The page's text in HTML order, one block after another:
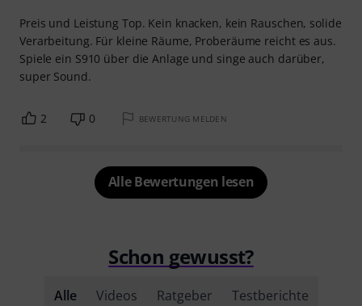
Preis und Leistung Top. Kein knacken, kein Rauschen, solide
Verarbeitung. Für kleine Räume, Proberäume reicht es aus.
Spiele ein S910 über die Anlage und singe auch darüber,
super Sound.
2 0 BEWERTUNG MELDEN
Alle Bewertungen lesen
Schon gewusst?
Alle Videos Ratgeber Testberichte